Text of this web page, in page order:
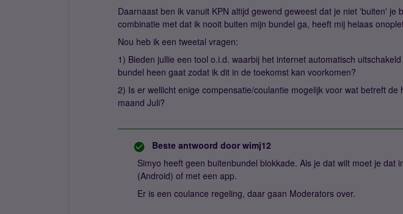
Daarnaast ben ik vanuit KPN altijd gewend geweest dat je niet 'buiten' je
combinatie met dat ik nooit buiten mijn bundel ga, heeft mij helaas
Nou heb ik een tweetal vragen:
1) Bieden jullie een tool o.i.d. waarbij het internet automatisch
bundel heen gaat zodat ik dit in de toekomst kan voorkomen?
2) Is er wellicht enige compensatie/coulantie mogelijk voor wat betreft de
maand Juli?
Beste antwoord door wimj12
Simyo heeft geen buitenbundel blokkade. Als je dat wilt moet je dat
(Android) of met een app.
Er is een coulance regeling, daar gaan Moderators over.